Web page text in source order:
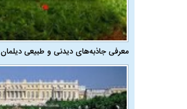
معرفی جاذبه‌های دیدنی و طبیعی دیلمان